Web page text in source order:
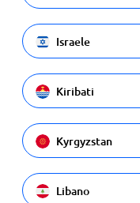
Israele
Kiribati
Kyrgyzstan
Libano